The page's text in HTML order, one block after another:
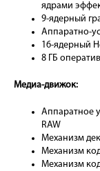
ядрами
9-ядерный
Аппаратно-
16-ядерный
8 ГБ
Медиа-движок:
Аппаратное
RAW
Механизм
Механизм
Механизм